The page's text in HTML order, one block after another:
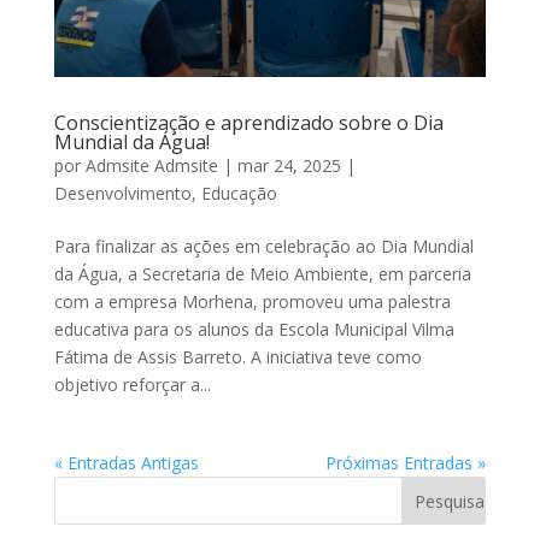
Conscientização e aprendizado sobre o Dia
Mundial da Água!
por Admsite Admsite | mar 24, 2025 |
Desenvolvimento, Educação
Para finalizar as ações em celebração ao Dia Mundial
da Água, a Secretaria de Meio Ambiente, em parceria
com a empresa Morhena, promoveu uma palestra
educativa para os alunos da Escola Municipal Vilma
Fátima de Assis Barreto. A iniciativa teve como
objetivo reforçar a...
« Entradas Antigas Próximas Entradas »